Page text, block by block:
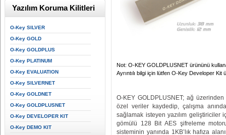
Yazılım Koruma Kilitleri
O-Key SILVER
O-Key GOLD
O-Key GOLDPLUS
O-Key PLATINUM
O-Key EVALUATION
O-Key SILVERNET
O-Key GOLDNET
O-Key GOLDPLUSNET
O-Key DEVELOPER KIT
O-Key DEMO KIT
Not: O-KEY GOLDPLUSNET ürününü
Ayrıntılı bilgi için lütfen O-Key Developer Kit
O-KEY GOLDPLUSNET; ağ
özel veriler kaydedip, çalışma
sağlamak isteyen yazılım geliştiriciler
gömülü 128 Bit AES şifreleme
sisteminin yanında 1KB’lık hafıza